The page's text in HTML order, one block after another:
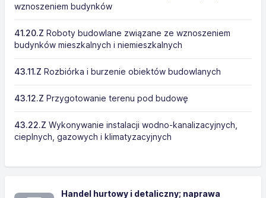
wznoszeniem budynków
41.20.Z Roboty budowlane związane ze wznoszeniem
budynków mieszkalnych i niemieszkalnych
43.11.Z Rozbiórka i burzenie obiektów budowlanych
43.12.Z Przygotowanie terenu pod budowę
43.22.Z Wykonywanie instalacji wodno-kanalizacyjnych,
cieplnych, gazowych i klimatyzacyjnych
Handel hurtowy i detaliczny; naprawa